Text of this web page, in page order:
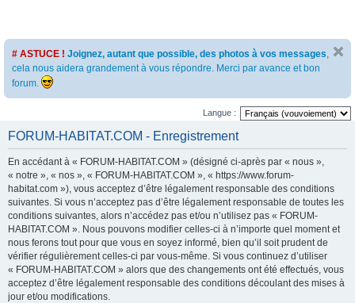
# ASTUCE ! Joignez, autant que possible, des photos à vos messages,
cela nous aidera grandement à vous répondre. Merci par avance et bon
forum.
Langue :
FORUM-HABITAT.COM - Enregistrement
En accédant à « FORUM-HABITAT.COM » (désigné ci-après par « nous »,
« notre », « nos », « FORUM-HABITAT.COM », « https://www.forum-
habitat.com »), vous acceptez d’être légalement responsable des conditions
suivantes. Si vous n’acceptez pas d’être légalement responsable de toutes les
conditions suivantes, alors n’accédez pas et/ou n’utilisez pas « FORUM-
HABITAT.COM ». Nous pouvons modifier celles-ci à n’importe quel moment et
nous ferons tout pour que vous en soyez informé, bien qu’il soit prudent de
vérifier régulièrement celles-ci par vous-même. Si vous continuez d’utiliser
« FORUM-HABITAT.COM » alors que des changements ont été effectués, vous
acceptez d’être légalement responsable des conditions découlant des mises à
jour et/ou modifications.